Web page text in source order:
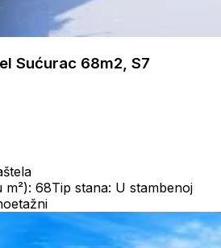
Sućurac 68m2, S7
m²): 68Tip stana: U stambenoj